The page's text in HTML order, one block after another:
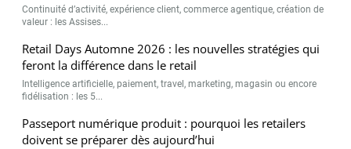
Continuité d’activité, expérience client, commerce agentique, création de
valeur : les Assises...
Retail Days Automne 2026 : les nouvelles stratégies qui
feront la différence dans le retail
Intelligence artificielle, paiement, travel, marketing, magasin ou encore
fidélisation : les 5...
Passeport numérique produit : pourquoi les retailers
doivent se préparer dès aujourd’hui